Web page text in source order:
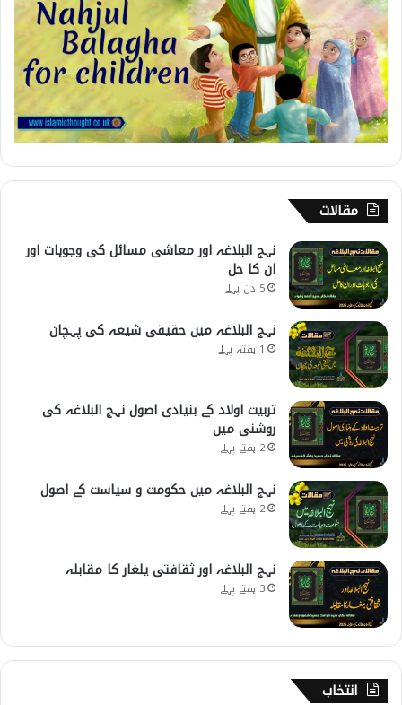
مقالات
نہج البلاغہ اور معاشی مسائل کی وجوہات اور
ان کا حل
5 دن پہلے
نہج البلاغہ میں حقیقی شیعہ کی پہچان
1 ہفتہ پہلے
تربیت اولاد کے بنیادی اصول نہج البلاغہ کی
روشنی میں
2 ہفتے پہلے
نہج البلاغہ میں حکومت و سیاست کے اصول
2 ہفتے پہلے
نہج البلاغہ اور ثقافتی یلغار کا مقابلہ
3 ہفتے پہلے
انتخاب